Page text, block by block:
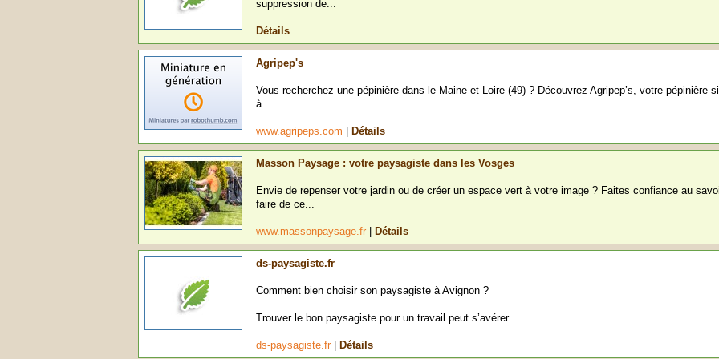
suppression de...
Détails
Agripep's
Vous recherchez une pépinière dans le Maine et Loire (49) ? Découvrez Agripep’s, votre pépinière
à...
www.agripeps.com Détails
Masson Paysage : votre paysagiste dans les Vosges
Envie de repenser votre jardin ou de créer un espace vert à votre image ? Faites confiance au
faire de ce...
www.massonpaysage.fr Détails
ds-paysagiste.fr
Comment bien choisir son paysagiste à Avignon ?
Trouver le bon paysagiste pour un travail peut s’avérer...
ds-paysagiste.fr Détails